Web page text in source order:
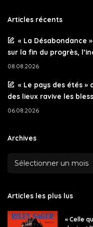
Articles récents
« La Désabondance
sur la fin du progrès,
08.08.2026
« Le pays des étés »
des lieux ravive les
06.08.2026
Archives
Articles les plus lus
« Celle